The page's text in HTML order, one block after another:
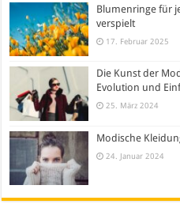
Blumenringe für
verspielt
17. Februar 2025
Die Kunst der
Evolution und
25. März 2024
Modische
24. Januar 2024